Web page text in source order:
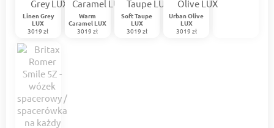
Linen Grey
LUX
3019 zł
Warm
Caramel LUX
3019 zł
Soft Taupe
LUX
3019 zł
Urban Olive
LUX
3019 zł